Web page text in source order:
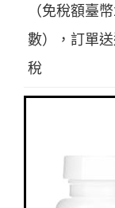
（免稅額臺
數），訂單
稅